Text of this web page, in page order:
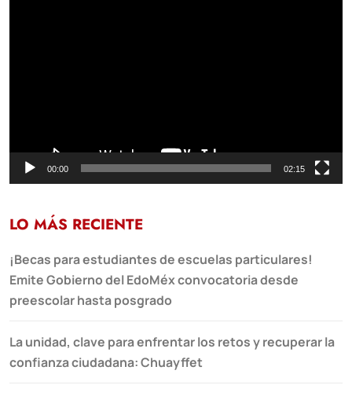
00:00 02:15
LO MÁS RECIENTE
¡Becas para estudiantes de escuelas particulares!
Emite Gobierno del EdoMéx convocatoria desde
preescolar hasta posgrado
La unidad, clave para enfrentar los retos y recuperar la
confianza ciudadana: Chuayffet